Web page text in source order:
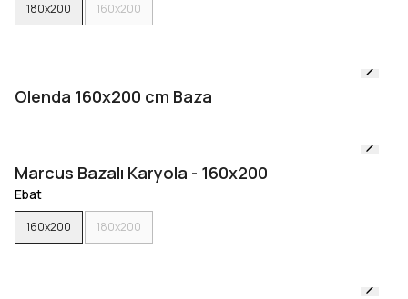
180x200 160x200
Olenda 160x200 cm Baza
Marcus Bazalı Karyola - 160x200
Ebat
160x200 180x200